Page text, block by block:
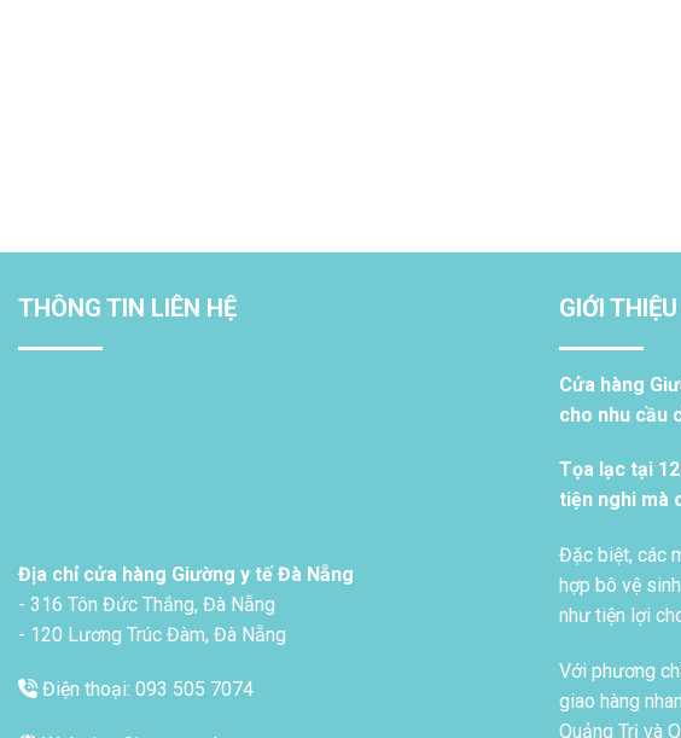
THÔNG TIN LIÊN HỆ
Địa chỉ cửa hàng Giường y tế Đà Nẵng
- 316 Tôn Đức Thắng, Đà Nẵng
- 120 Lương Trúc Đàm, Đà Nẵng
Điện thoại: 093 505 7074
GIỚI
Cửa hàng
cho nhu cầu
Tọa lạc tại
tiện nghi mà
Đặc biệt, các
hợp bô vệ
như tiện lợi
Với phương
giao hàng
Quảng Trị và